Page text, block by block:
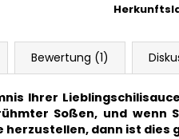
Bewertung (1)
Ihrer
Soßen, und wenn
dann ist dies